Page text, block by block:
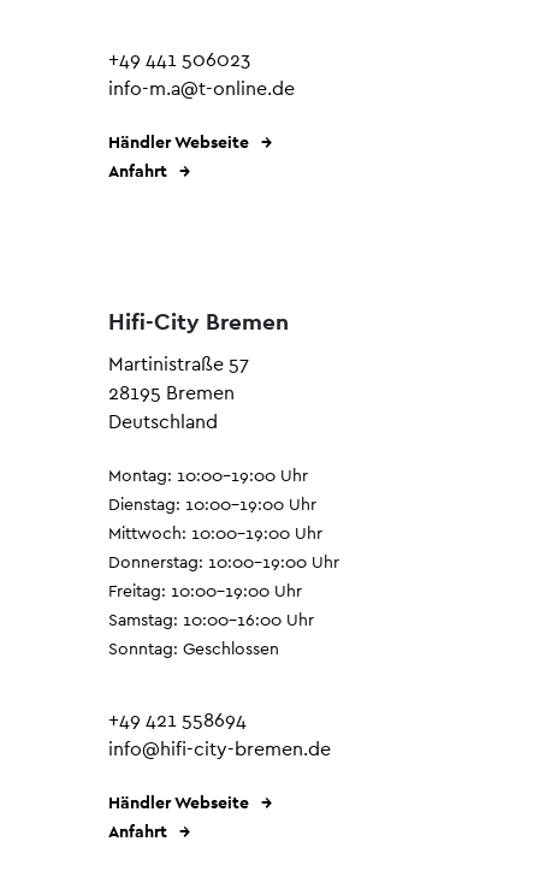
+49 441 506023
info-m.a@t-online.de
Händler Webseite
Anfahrt
Hifi-City Bremen
Martinistraße 57
28195 Bremen
Deutschland
Montag: 10:00–19:00 Uhr
Dienstag: 10:00–19:00 Uhr
Mittwoch: 10:00–19:00 Uhr
Donnerstag: 10:00–19:00 Uhr
Freitag: 10:00–19:00 Uhr
Samstag: 10:00–16:00 Uhr
Sonntag: Geschlossen
+49 421 558694
info@hifi-city-bremen.de
Händler Webseite
Anfahrt